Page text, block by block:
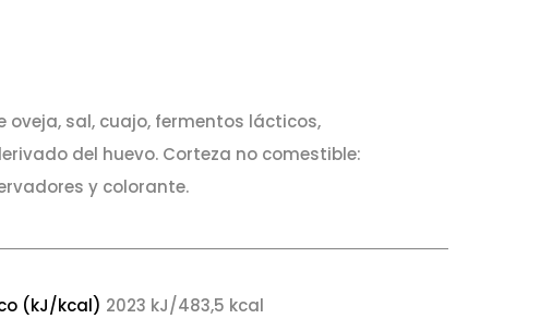
oveja, sal, cuajo, fermentos lácticos,
del huevo. Corteza no comestible:
y colorante.
(kJ/kcal) 2023 kJ/483,5 kcal